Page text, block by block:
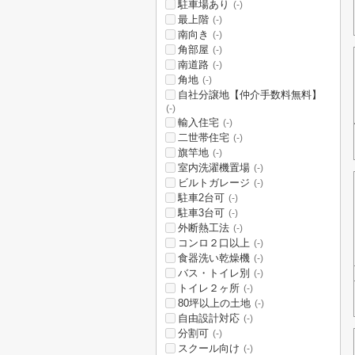
駐車場あり (-)
最上階 (-)
南向き (-)
角部屋 (-)
南道路 (-)
角地 (-)
自社分譲地【仲介手数料無料】
(-)
輸入住宅 (-)
二世帯住宅 (-)
旗竿地 (-)
室内洗濯機置場 (-)
ビルトガレージ (-)
駐車2台可 (-)
駐車3台可 (-)
外断熱工法 (-)
コンロ２口以上 (-)
食器洗い乾燥機 (-)
バス・トイレ別 (-)
トイレ２ヶ所 (-)
80坪以上の土地 (-)
自由設計対応 (-)
分割可 (-)
スクール向け (-)